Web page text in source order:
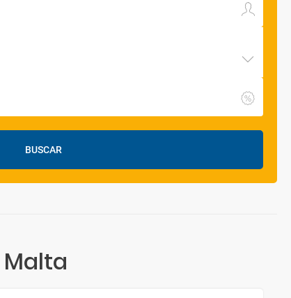
BUSCAR